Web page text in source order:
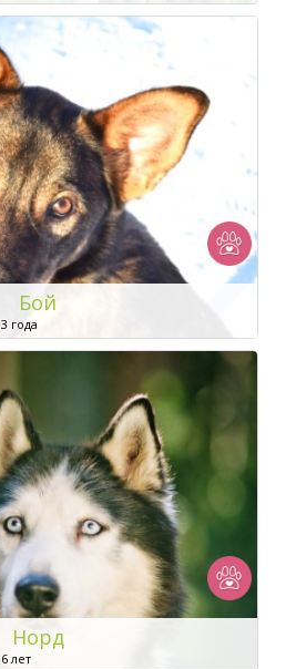
Бой
3 года
Норд
6 лет